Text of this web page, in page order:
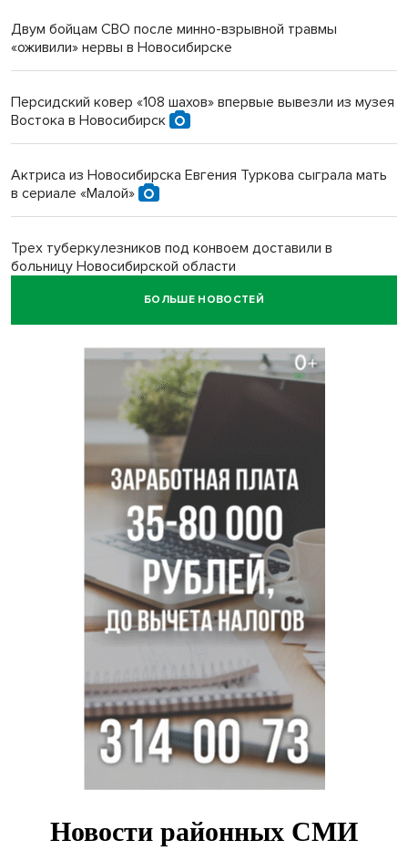
Двум бойцам СВО после минно-взрывной травмы
«оживили» нервы в Новосибирске
Персидский ковер «108 шахов» впервые вывезли из музея
Востока в Новосибирск
Актриса из Новосибирска Евгения Туркова сыграла мать
в сериале «Малой»
Трех туберкулезников под конвоем доставили в
больницу Новосибирской области
В Новосибирске курьер на велосипеде сломал ребенку
Условный срок получил бердский подросток за
мошенничество на 3,5 миллиона
Под Новосибирском рыбак случайно поймал осетра за
полмиллиона рублей
Мартышки Бразза с модной стрижкой стали звездами
Новосибирского зоопарка
БОЛЬШЕ НОВОСТЕЙ